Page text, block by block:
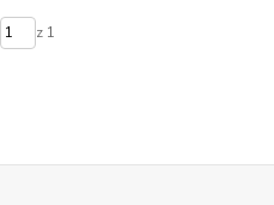
z 1